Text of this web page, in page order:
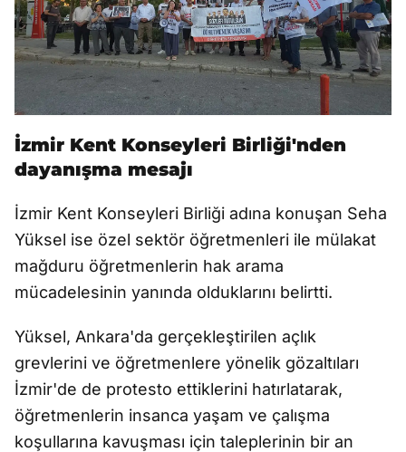
İzmir Kent Konseyleri Birliği'nden
dayanışma mesajı
İzmir Kent Konseyleri Birliği adına konuşan Seha
Yüksel ise özel sektör öğretmenleri ile mülakat
mağduru öğretmenlerin hak arama
mücadelesinin yanında olduklarını belirtti.
Yüksel, Ankara'da gerçekleştirilen açlık
grevlerini ve öğretmenlere yönelik gözaltıları
İzmir'de de protesto ettiklerini hatırlatarak,
öğretmenlerin insanca yaşam ve çalışma
koşullarına kavuşması için taleplerinin bir an